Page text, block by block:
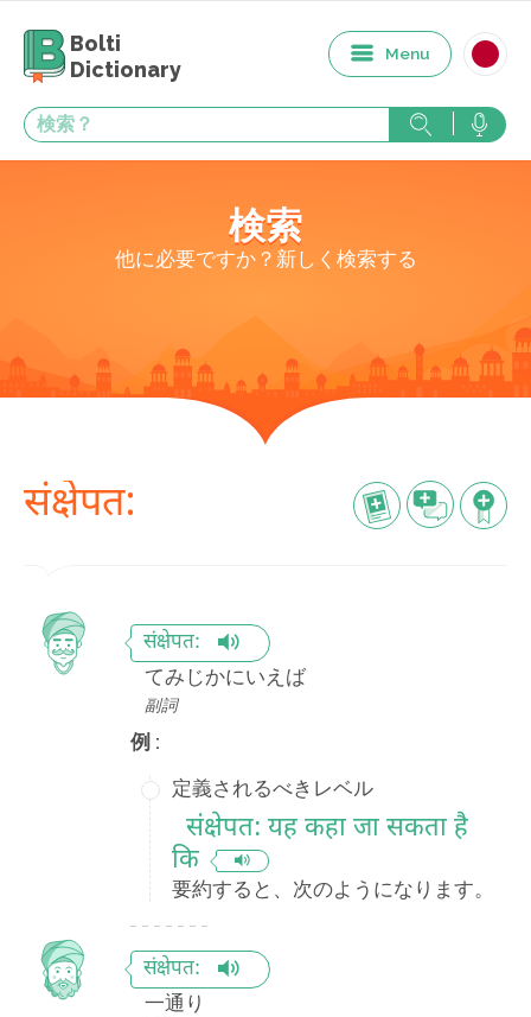
Bolti
Dictionary
Menu
検索
他に必要ですか？新しく検索する
संक्षेपत:
संक्षेपत:
てみじかにいえば
副詞
例 :
定義されるべきレベル
संक्षेपत: यह कहा जा सकता है
कि
要約すると、次のようになります。
संक्षेपत:
一通り